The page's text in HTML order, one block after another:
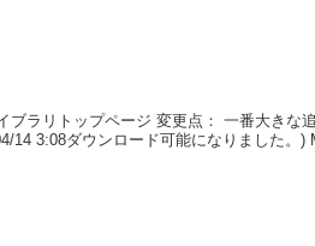
ブラリトップページ 変更点： 一番大きな
14 3:08ダウンロード可能になりました。)